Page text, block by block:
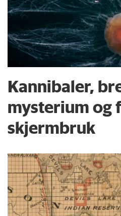
Kannibaler,
mysterium og
skjermbruk